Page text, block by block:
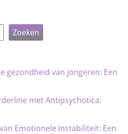
Zoeken
gezondheid van jongeren: Een
met Antipsychotica:
Emotionele Instabiliteit: Een